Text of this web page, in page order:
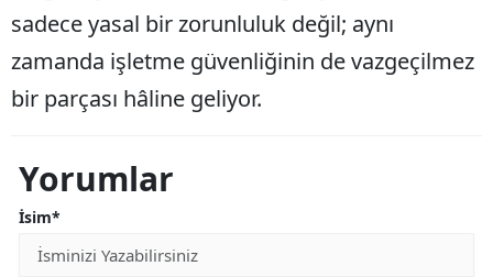
sadece yasal bir zorunluluk değil; aynı
zamanda işletme güvenliğinin de vazgeçilmez
bir parçası hâline geliyor.
Yorumlar
İsim*